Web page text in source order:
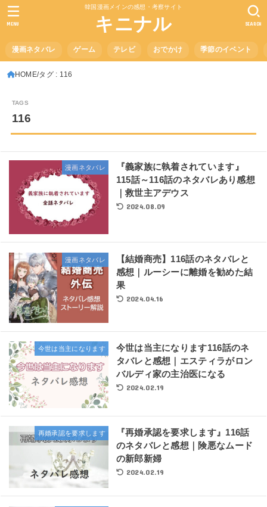
韓国漫画メインの感想・考察サイト
キニナル
漫画ネタバレ ゲーム テレビ おでかけ 季節のイベント
SEARCH
MENU
HOME タグ : 116
116
漫画ネタバレ
『義家族に執着されています』
115話～116話のネタバレあり感想
｜救世主アデウス
2024.08.09
漫画ネタバレ
【結婚商売】116話のネタバレと
感想｜ルーシーに離婚を勧めた結
果
2024.04.16
今世は当主になります
今世は当主になります116話のネ
タバレと感想｜エスティラがロン
バルディ家の主治医になる
2024.02.19
再婚承認を要求します
『再婚承認を要求します』116話
のネタバレと感想｜険悪なムード
の新郎新婦
2024.02.19